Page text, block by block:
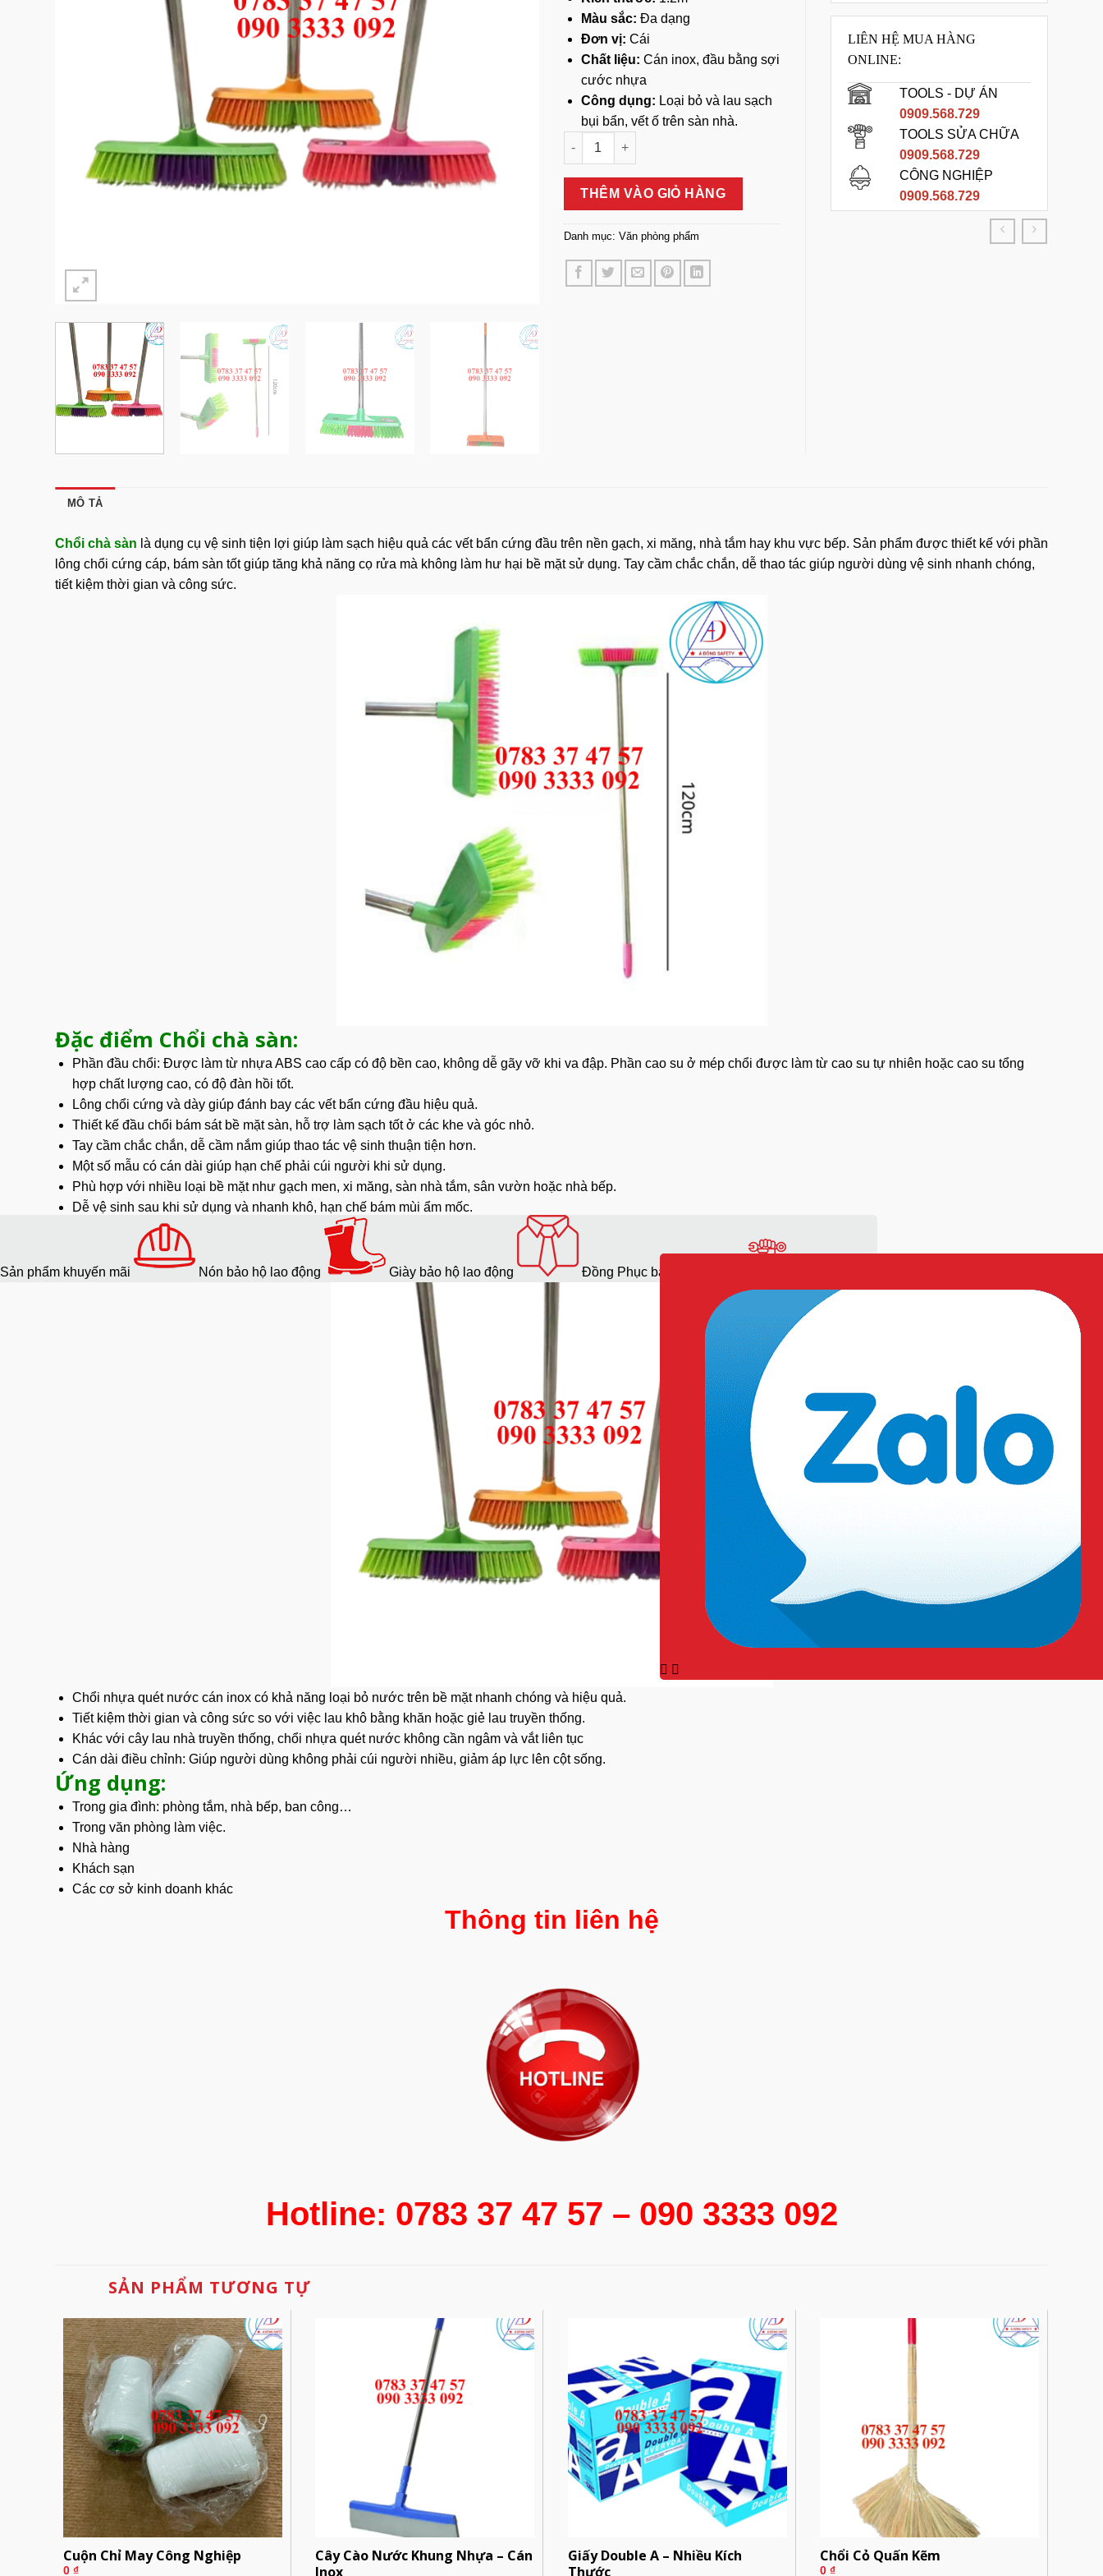
Màu sắc: Đa dạng
Đơn vị: Cái
Chất liệu: Cán inox, đầu bằng sợi
cước nhựa
Công dụng: Loại bỏ và lau sạch
bụi bẩn, vết ố trên sàn nhà.
Chổi Chà Sàn Cán Inox Tiện Dụng số lượng
THÊM VÀO GIỎ HÀNG
Danh mục: Văn phòng phẩm
LIÊN HỆ MUA HÀNG
ONLINE:
TOOLS - DỰ ÁN
0909.568.729
TOOLS SỬA CHỮA
0909.568.729
CÔNG NGHIỆP
0909.568.729
MÔ TẢ
Chổi chà sàn là dụng cụ vệ sinh tiện lợi giúp làm sạch hiệu quả các vết bẩn cứng đầu trên nền gạch, xi măng, nhà tắm hay khu vực bếp. Sản phẩm được thiết kế với phần
lông chổi cứng cáp, bám sàn tốt giúp tăng khả năng cọ rửa mà không làm hư hại bề mặt sử dụng. Tay cầm chắc chắn, dễ thao tác giúp người dùng vệ sinh nhanh chóng,
tiết kiệm thời gian và công sức.
Đặc điểm Chổi chà sàn:
Phần đầu chổi: Được làm từ nhựa ABS cao cấp có độ bền cao, không dễ gãy vỡ khi va đập. Phần cao su ở mép chổi được làm từ cao su tự nhiên hoặc cao su tổng
hợp chất lượng cao, có độ đàn hồi tốt.
Lông chổi cứng và dày giúp đánh bay các vết bẩn cứng đầu hiệu quả.
Thiết kế đầu chổi bám sát bề mặt sàn, hỗ trợ làm sạch tốt ở các khe và góc nhỏ.
Tay cầm chắc chắn, dễ cầm nắm giúp thao tác vệ sinh thuận tiện hơn.
Một số mẫu có cán dài giúp hạn chế phải cúi người khi sử dụng.
Phù hợp với nhiều loại bề mặt như gạch men, xi măng, sàn nhà tắm, sân vườn hoặc nhà bếp.
Dễ vệ sinh sau khi sử dụng và nhanh khô, hạn chế bám mùi ẩm mốc.
Công dụng và lợi ích của sản phẩm:
Chổi nhựa quét nước cán inox có khả năng loại bỏ nước trên bề mặt nhanh chóng và hiệu quả.
Tiết kiệmthời gian và công sức so với việc lau khô bằng khăn hoặc giẻ lau truyền thống.
Khác với cây lau nhà truyền thống, chổi nhựa quét nước không cần ngâm và vắt liên tục
Cán dài điều chỉnh: Giúp người dùng không phải cúi người nhiều, giảm áp lực lên cột sống.
Ứng dụng:
Trong gia đình: phòng tắm, nhà bếp, ban công…
Trong văn phòng làm việc.
Nhà hàng
Khách sạn
Các cơ sở kinh doanh khác
Thông tin liên hệ
Hotline: 0783 37 47 57 – 090 3333 092
SẢN PHẨM TƯƠNG TỰ
Cuộn Chỉ May Công Nghiệp
0 ₫
Cây Cào Nước Khung Nhựa – Cán
Inox
Giấy Double A – Nhiều Kích
Thước
Chổi Cỏ Quấn Kẽm
0₫
Sản phẩm khuyến mãi Nón bảo hộ lao động Giày bảo hộ lao động Đồng Phục bảo hộ lao động